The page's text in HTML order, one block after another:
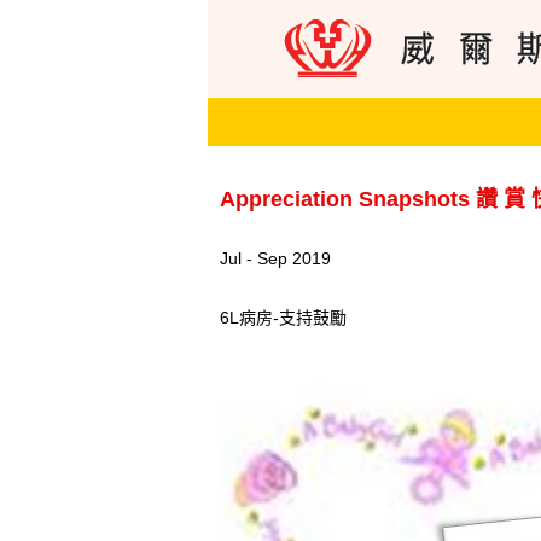
Appreciation Snapshots 讚 賞
Jul - Sep 2019
6L病房-支持鼓勵